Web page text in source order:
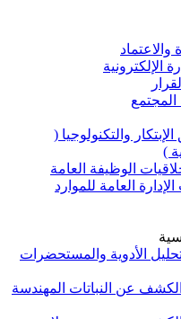
الإلكترونية
والتكنولوجيا (
)
الوظيفة العامة
العامة للموارد
الأدوية والمستحضرات
عن النباتات المهندسة